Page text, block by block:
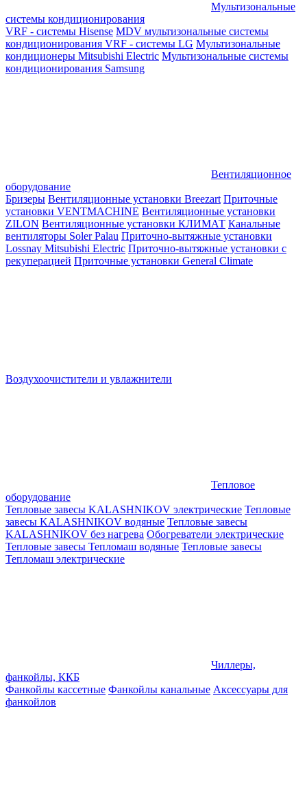
Мультизональные
системы кондиционирования
VRF - системы Hisense MDV мультизональные системы
кондиционирования VRF - системы LG Мультизональные
кондиционеры Mitsubishi Electric Мультизональные системы
кондиционирования Samsung
Вентиляционное
оборудование
Бризеры Вентиляционные установки Breezart Приточные
установки VENTMACHINE Вентиляционные установки
ZILON Вентиляционные установки КЛИМАТ Канальные
вентиляторы Soler Palau Приточно-вытяжные установки
Lossnay Mitsubishi Electric Приточно-вытяжные установки с
рекуперацией Приточные установки General Climate
Воздухоочистители и увлажнители
Тепловое
оборудование
Тепловые завесы KALASHNIKOV электрические Тепловые
завесы KALASHNIKOV водяные Тепловые завесы
KALASHNIKOV без нагрева Обогреватели электрические
Тепловые завесы Тепломаш водяные Тепловые завесы
Тепломаш электрические
Чиллеры,
фанкойлы, ККБ
Фанкойлы кассетные Фанкойлы канальные Аксессуары для
фанкойлов